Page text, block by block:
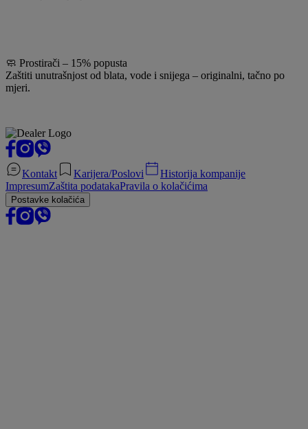
🧼 Prostirači – 15% popusta
Zaštiti unutrašnjost od blata, vode i snijega – originalni, tačno po
mjeri.
Kontakt Karijera/Poslovi
Historija kompanije
ImpresumZaštita podatakaPravila o kolačićima
Postavke kolačića